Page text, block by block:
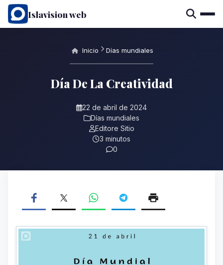
Islavision web
Inicio Días mundiales
Día De La Creatividad
22 de abril de 2024
Días mundiales
Editore Sitio
3 minutos
0